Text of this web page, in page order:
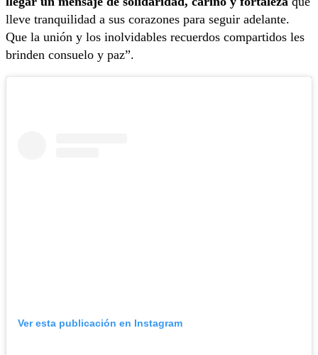
lleve tranquilidad a sus corazones para seguir adelante.
Que la unión y los inolvidables recuerdos compartidos les
brinden consuelo y paz”.
Ver esta publicación en Instagram